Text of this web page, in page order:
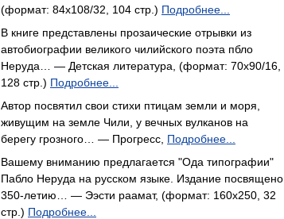
(формат: 84x108/32, 104 стр.) Подробнее...
В книге представлены прозаические отрывки из
автобиографии великого чилийского поэта пбло
Неруда… — Детская литература, (формат: 70x90/16,
128 стр.) Подробнее...
Автор посвятил свои стихи птицам земли и моря,
живущим на земле Чили, у вечных вулканов на
берегу грозного… — Прогресс, Подробнее...
Вашему вниманию предлагается "Ода типографии"
Пабло Неруда на русском языке. Издание посвящено
350-летию… — Ээсти раамат, (формат: 160x250, 32
стр.) Подробнее...